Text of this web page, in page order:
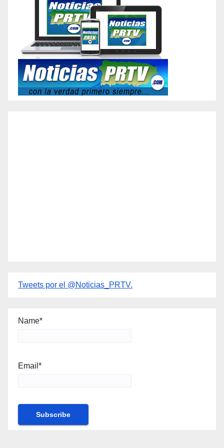
Tweets por el @Noticias_PRTV.
Name*
Email*